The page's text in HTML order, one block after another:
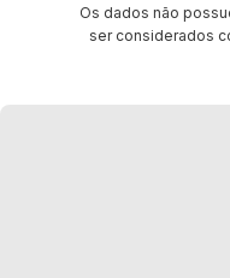
Os dados não
ser considerados